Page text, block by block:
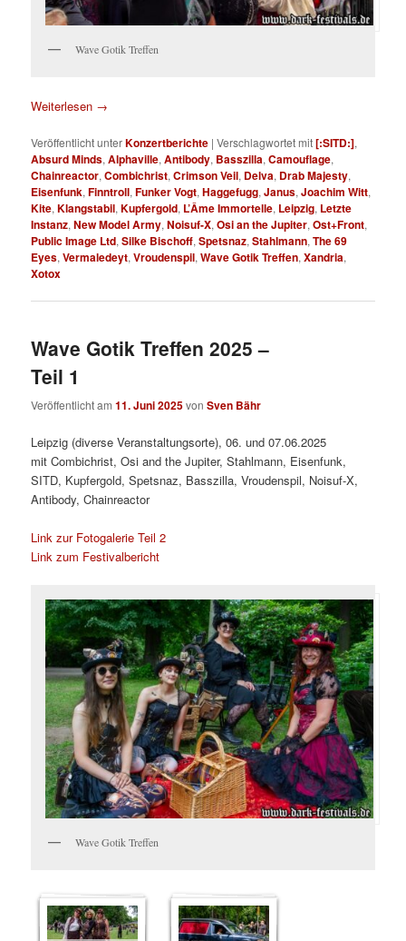
Wave Gotik Treffen
Weiterlesen →
Veröffentlicht unterKonzertberichte |Verschlagwortet mit[:SITD:],
Absurd Minds,Alphaville,Antibody, Basszilla,Camouflage,
Chainreactor,Combichrist,Crimson Veil, Delva, Drab Majesty,
Eisenfunk,Finntroll,Funker Vogt,Haggefugg,Janus,Joachim Witt,
Kite,Klangstabil,Kupfergold, L’Âme Immortelle, Leipzig, Letzte
Instanz,New Model Army,Noisuf-X,Osi an the Jupiter,Ost+Front,
Public Image Ltd,Silke Bischoff,Spetsnaz,Stahlmann,The 69
Eyes,Vermaledeyt,Vroudenspil,Wave Gotik Treffen,Xandria,
Xotox
Wave Gotik Treffen 2025 –
Teil 1
Veröffentlicht am11. Juni 2025vonSven Bähr
Leipzig (diverse Veranstaltungsorte), 06. und 07.06.2025
mit Combichrist, Osi and the Jupiter, Stahlmann, Eisenfunk,
SITD, Kupfergold, Spetsnaz, Basszilla, Vroudenspil, Noisuf-X,
Antibody, Chainreactor
Link zur Fotogalerie Teil 2
Link zum Festivalbericht
Wave Gotik Treffen